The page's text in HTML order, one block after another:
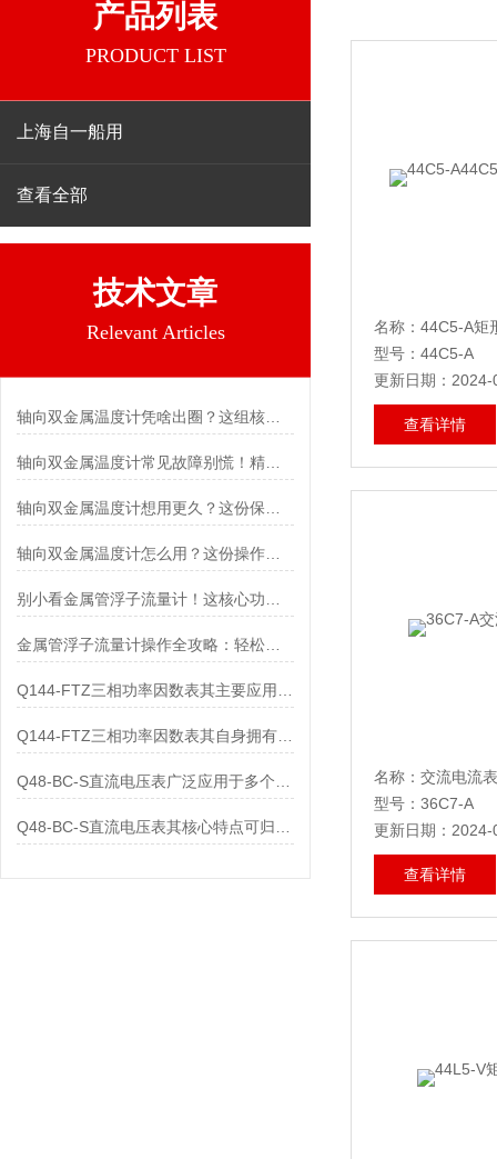
产品列表
PRODUCT LIST
上海自一船用
查看全部
技术文章
Relevant Articles
轴向双金属温度计凭啥出圈？这组核心特点给出了答案
轴向双金属温度计常见故障别慌！精准定位，轻松搞定难题
轴向双金属温度计怎么用？这份操作指南，新手也能快速拿捏！
金属管浮子流量计操作全攻略：轻松拿捏，精准掌控每一步！
Q144-FTZ三相功率因数表其自身拥有怎样的功能呢？
名称：44C5-A矩
型号：44C5-A
更新日期：2024-
查看详情
名称：交流电流
型号：36C7-A
更新日期：2024-
查看详情